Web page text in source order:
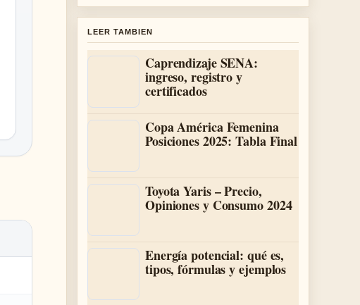
LEER TAMBIEN
Caprendizaje SENA:
ingreso, registro y
certificados
Copa América Femenina
Posiciones 2025: Tabla Final
Toyota Yaris – Precio,
Opiniones y Consumo 2024
Energía potencial: qué es,
tipos, fórmulas y ejemplos